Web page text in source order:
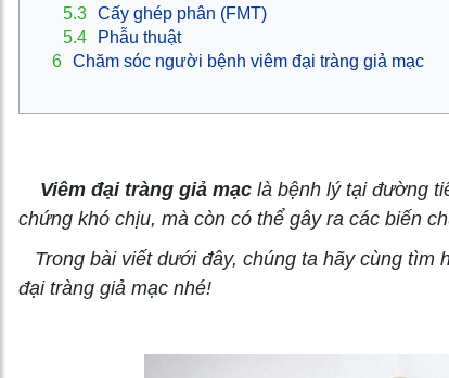
5.3 Cấy ghép phân (FMT)
5.4
Phẫu thuật
6 Chăm sóc người bệnh viêm đại tràng giả mạc
Viêm đại tràng giả mạc là bệnh lý tại đường
chứng khó chịu, mà còn có thể gây ra các biến
Trong bài viết dưới đây, chúng ta hãy cùng tìm
đại tràng giả mạc nhé!